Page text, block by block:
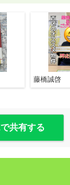
藤橋誠啓
共有する